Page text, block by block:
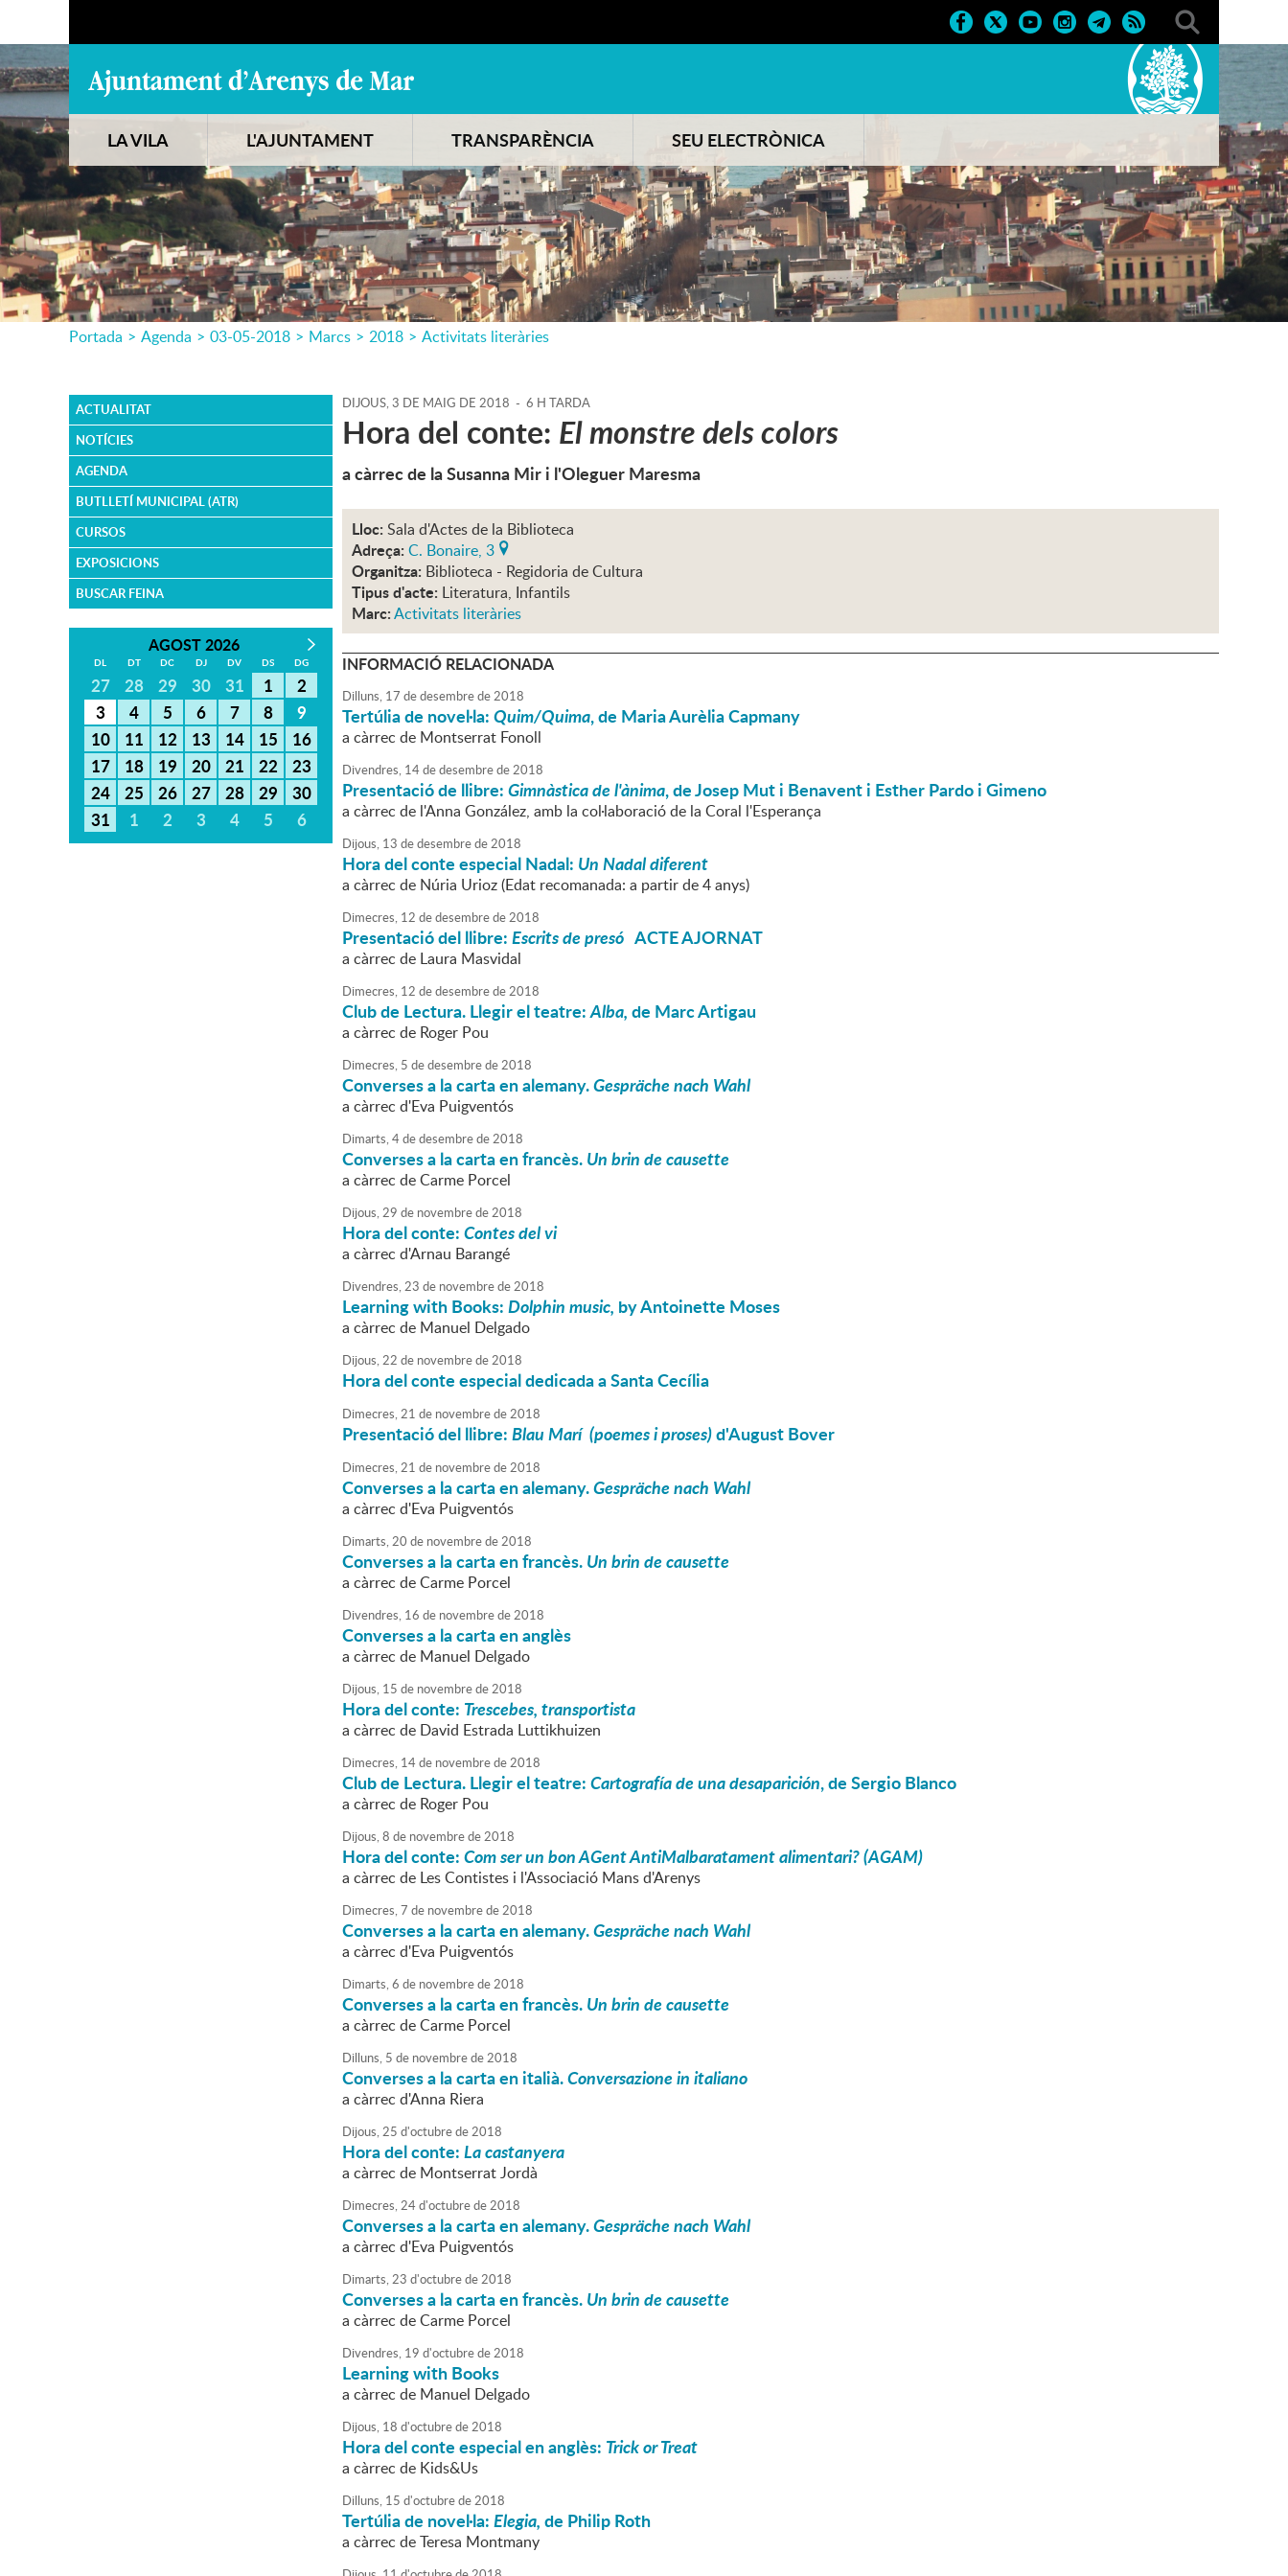
LA VILA L'AJUNTAMENT TRANSPARÈNCIA SEU ELECTRÒNICA
Portada > Agenda > 03-05-2018 > Marcs > 2018 > Activitats literàries
ACTUALITAT
NOTÍCIES
AGENDA
BUTLLETÍ MUNICIPAL (ATR)
CURSOS
EXPOSICIONS
BUSCAR FEINA
AGOST 2026
DL DT DC DJ DV DS DG
27 28 29 30 31 1
2
3
4 5 6 7 8
9
10
11 12 13 14 15
16
17
18 19 20 21 22
23
24
25 26 27 28 29
30
31
1 2 3 4 5 6
DIJOUS,3 DE MAIG DE 2018 - 6 H TARDA
Hora del conte: El monstre dels colors
a càrrec de la Susanna Mir i l'Oleguer Maresma
Lloc: Sala d'Actes de la Biblioteca
Adreça: C. Bonaire, 3
Organitza: Biblioteca - Regidoria de Cultura
Tipus d'acte: Literatura, Infantils
Marc:Activitats literàries
INFORMACIÓ RELACIONADA
Dilluns, 17 dedesembrede2018
Tertúlia de novel·la:Quim/Quima, de Maria Aurèlia Capmany
a càrrec de Montserrat Fonoll
Divendres, 14dedesembrede2018
Presentació de llibre:Gimnàstica de l'ànima, de Josep Mut i Benavent i Esther Pardo i Gimeno
a càrrec de l'Anna González, amb la col·laboració de la Coral l'Esperança
Dijous, 13 dedesembrede2018
Hora del conte especial Nadal: Un Nadal diferent
a càrrec de Núria Urioz (Edat recomanada: a partir de 4 anys)
Dimecres, 12 dedesembrede2018
Presentació del llibre:Escrits de presó ACTE AJORNAT
a càrrec de Laura Masvidal
Dimecres, 12 dedesembrede2018
Club de Lectura. Llegir el teatre:Alba,de Marc Artigau
a càrrec de Roger Pou
Dimecres, 5 dedesembrede2018
Converses a la carta en alemany.Gespräche nach Wahl
a càrrec d'Eva Puigventós
Dimarts,4dedesembrede2018
Converses a la carta en francès.Un brin de causette
a càrrec de Carme Porcel
Dijous,29 de novembrede2018
Hora del conte:Contes del vi
a càrrec d'Arnau Barangé
Divendres,23 de novembrede2018
Learning with Books:Dolphin music, by Antoinette Moses
a càrrec de Manuel Delgado
Dijous,22 de novembrede2018
Hora del conte especial dedicada a Santa Cecília
Dimecres,21 de novembrede2018
Presentació del llibre:Blau Marí (poemes i proses)d'August Bover
Dimecres,21 de novembrede2018
Converses a la carta en alemany.Gespräche nach Wahl
a càrrec d'Eva Puigventós
Dimarts,20 de novembrede2018
Converses a la carta en francès.Un brin de causette
a càrrec de Carme Porcel
Divendres, 16 de novembrede2018
Converses a la carta en anglès
a càrrec de Manuel Delgado
Dijous, 15 de novembrede2018
Hora del conte: Trescebes, transportista
a càrrec de David Estrada Luttikhuizen
Dimecres, 14de novembrede2018
Club de Lectura. Llegir el teatre:Cartografía de una desaparición, de Sergio Blanco
a càrrec de Roger Pou
Dijous,8 de novembrede2018
Hora del conte:Com ser un bon AGent AntiMalbaratament alimentari? (AGAM)
a càrrec de Les Contistes i l'Associació Mans d'Arenys
Dimecres,7 de novembrede2018
Converses a la carta en alemany.Gespräche nach Wahl
a càrrec d'Eva Puigventós
Dimarts,6 de novembrede2018
Converses a la carta en francès.Un brin de causette
a càrrec de Carme Porcel
Dilluns, 5 de novembrede2018
Converses a la carta en italià.Conversazione in italiano
a càrrec d'Anna Riera
Dijous,25 d'octubrede2018
Hora del conte:La castanyera
a càrrec de Montserrat Jordà
Dimecres,24d'octubrede2018
Converses a la carta en alemany.Gespräche nach Wahl
a càrrec d'Eva Puigventós
Dimarts,23 d'octubrede2018
Converses a la carta en francès.Un brin de causette
a càrrec de Carme Porcel
Divendres, 19 d'octubrede2018
Learning with Books
a càrrec de Manuel Delgado
Dijous, 18 d'octubrede2018
Hora del conte especial en anglès: Trick or Treat
a càrrec de Kids&Us
Dilluns, 15 d'octubrede2018
Tertúlia de novel·la:Elegia,de Philip Roth
a càrrec de Teresa Montmany